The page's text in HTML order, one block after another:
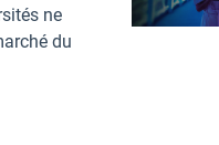
ne
du